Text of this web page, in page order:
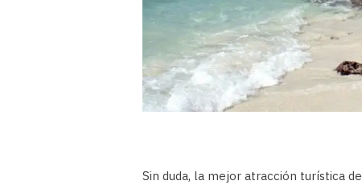
Sin duda, la mejor atracción turística